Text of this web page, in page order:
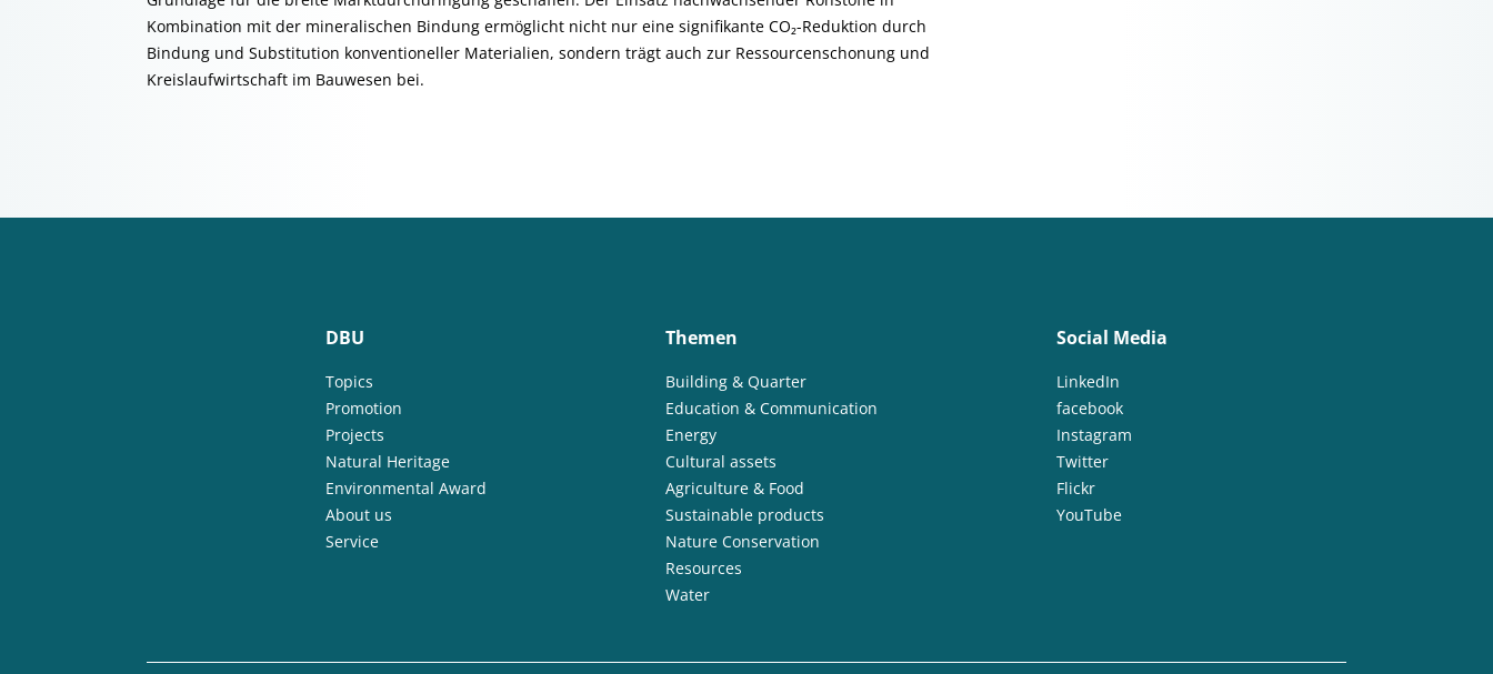
Kombination mit der mineralischen Bindung ermöglicht nicht nur eine signifikante CO₂-Reduktion durch
Bindung und Substitution konventioneller Materialien, sondern trägt auch zur Ressourcenschonung und
Kreislaufwirtschaft im Bauwesen bei.
DBU
Topics
Promotion
Projects
Natural Heritage
Environmental Award
About us
Service
Themen
Building & Quarter
Education & Communication
Energy
Cultural assets
Agriculture & Food
Sustainable products
Nature Conservation
Resources
Water
Social Media
LinkedIn
facebook
Instagram
Twitter
Flickr
YouTube